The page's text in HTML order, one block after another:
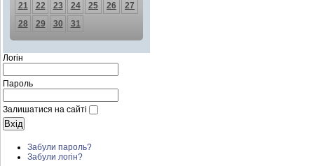
21
22 23 24 25 26
27
28
29 30 31
Логін
Пароль
Залишатися на сайті
Забули пароль?
Забули логін?